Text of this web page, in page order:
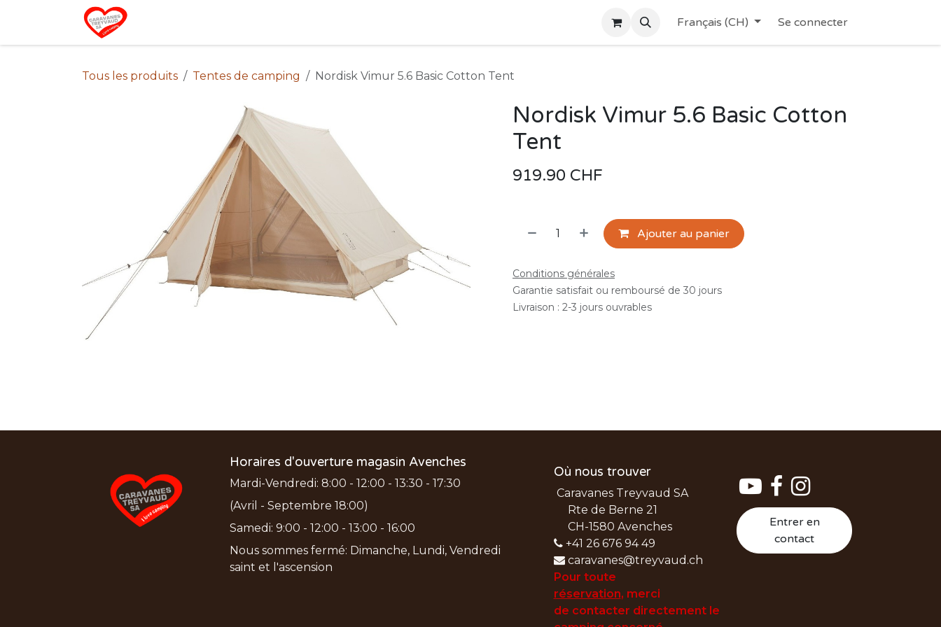
Se rendre au contenu
Français (CH) Se connecter
Tous les produits Tentes de camping Nordisk Vimur 5.6 Basic Cotton Tent
Nordisk Vimur 5.6 Basic Cotton
Tent
919.90 CHF
Ajouter au panier
Conditions générales
Garantie satisfait ou remboursé de 30 jours
Livraison : 2-3 jours ouvrables
Entrer en
contact
Horaires d'ouverture magasin Avenches
Mardi-Vendredi: 8:00 - 12:00 - 13:30 - 17:30
(Avril - Septembre 18:00)
Samedi: 9:00 - 12:00 - 13:00 - 16:00
Nous sommes fermé: Dimanche, Lundi, Vendredi
saint et l'ascension
Où nous trouver
Caravanes Treyvaud SA
Rte de Berne 21
CH-1580 Avenches
+41 26 676 94 49
caravanes@treyvaud.ch
Pour toute
réservation, merci
de contacter directement le